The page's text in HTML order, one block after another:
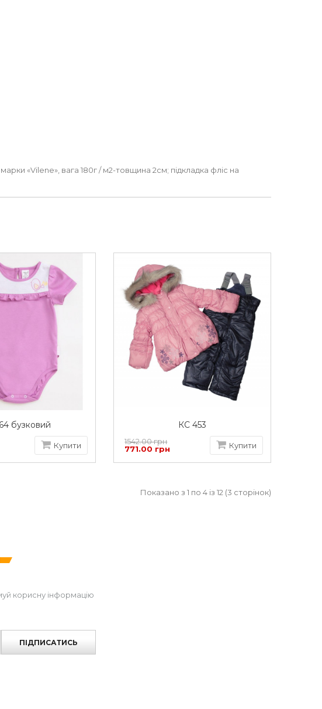
«Vilene», вага 180г / м2-товщина 2см; підкладка фліс на
бузковий
Купити
КС 453
1542.00 грн
771.00 грн
Купити
Показано з 1 по 4 із 12 (3 сторінок)
корисну інформацію
ПІДПИСАТИСЬ